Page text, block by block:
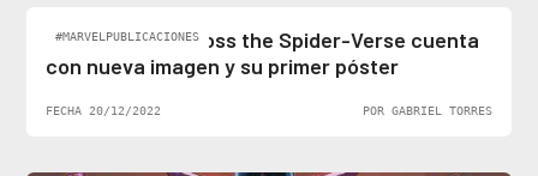
#MARVELPUBLICACIONES
Spider-Man: Across the Spider-Verse cuenta
con nueva imagen y su primer póster
FECHA 20/12/2022 POR GABRIEL TORRES